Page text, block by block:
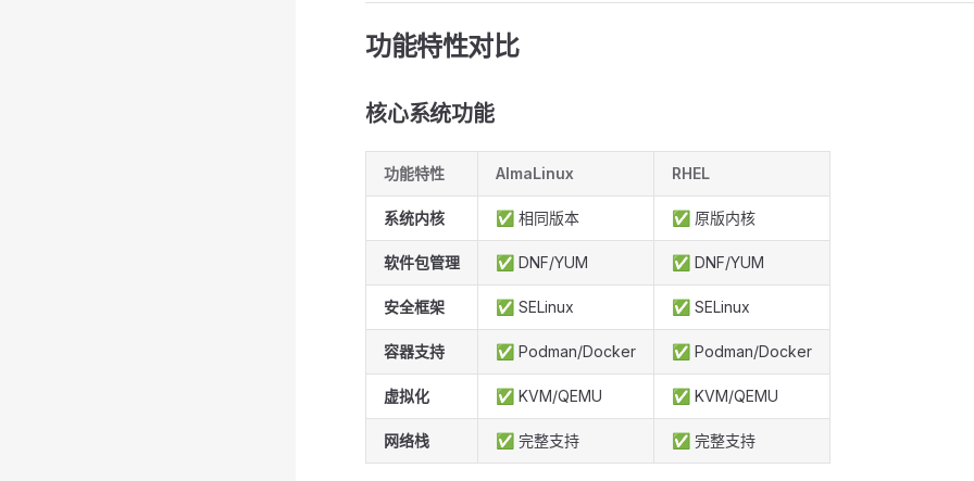
功能特性对比
核心系统功能
功能特性 AlmaLinux RHEL
系统内核 ✅ 相同版本 ✅ 原版内核
软件包管理 ✅ DNF/YUM ✅ DNF/YUM
安全框架 ✅ SELinux ✅ SELinux
容器支持 ✅ Podman/Docker ✅ Podman/Docker
虚拟化 ✅ KVM/QEMU ✅ KVM/QEMU
网络栈 ✅ 完整支持 ✅ 完整支持